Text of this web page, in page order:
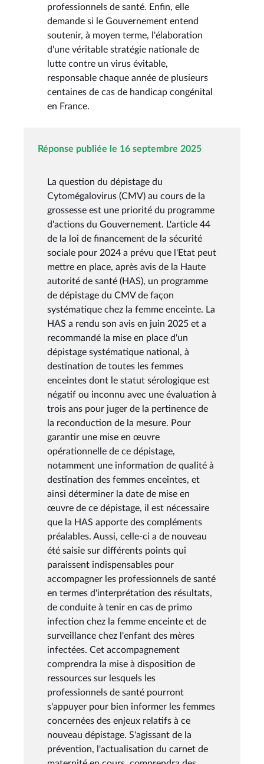
professionnels de santé. Enfin, elle
demande si le Gouvernement entend
soutenir, à moyen terme, l'élaboration
d'une véritable stratégie nationale de
lutte contre un virus évitable,
responsable chaque année de plusieurs
centaines de cas de handicap congénital
en France.
Réponse publiée le 16 septembre 2025
La question du dépistage du
Cytomégalovirus (CMV) au cours de la
grossesse est une priorité du programme
d'actions du Gouvernement. L'article 44
de la loi de financement de la sécurité
sociale pour 2024 a prévu que l'Etat peut
mettre en place, après avis de la Haute
autorité de santé (HAS), un programme
de dépistage du CMV de façon
systématique chez la femme enceinte. La
HAS a rendu son avis en juin 2025 et a
recommandé la mise en place d'un
dépistage systématique national, à
destination de toutes les femmes
enceintes dont le statut sérologique est
négatif ou inconnu avec une évaluation à
trois ans pour juger de la pertinence de
la reconduction de la mesure. Pour
garantir une mise en œuvre
opérationnelle de ce dépistage,
notamment une information de qualité à
destination des femmes enceintes, et
ainsi déterminer la date de mise en
œuvre de ce dépistage, il est nécessaire
que la HAS apporte des compléments
préalables. Aussi, celle-ci a de nouveau
été saisie sur différents points qui
paraissent indispensables pour
accompagner les professionnels de santé
en termes d'interprétation des résultats,
de conduite à tenir en cas de primo
infection chez la femme enceinte et de
surveillance chez l'enfant des mères
infectées. Cet accompagnement
comprendra la mise à disposition de
ressources sur lesquels les
professionnels de santé pourront
s'appuyer pour bien informer les femmes
concernées des enjeux relatifs à ce
nouveau dépistage. S'agissant de la
prévention, l'actualisation du carnet de